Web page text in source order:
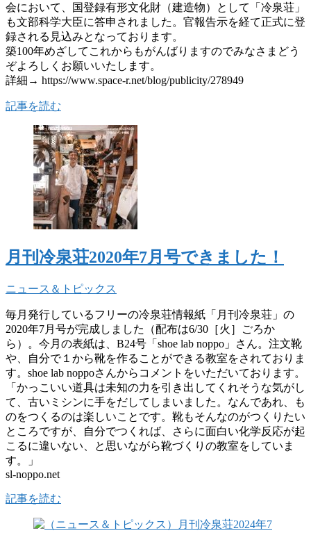
会において、国登録有形文化財（建造物）として「冷泉荘」
も文部科学大臣に答申されました。官報告示を経て正式に登
録される見込みとなっております。
築100年めざしてこれからもがんばりますのでみなさまどう
ぞよろしくお願いいたします。
詳細→ https://www.space-r.net/blog/publicity/278949
記事を読む
月刊冷泉荘2020年7月号できました！
ニュース＆トピックス
毎月発行しているフリーの冷泉荘情報紙「月刊冷泉荘」の
2020年7月号が完成しました（配布は6/30［火］ごろか
ら）。今月の表紙は、B24号「shoe lab noppo」さん。注文靴
や、自分で１から靴を作ることができる教室をされておりま
す。shoe lab noppoさんからコメントをいただいております。
「かっこいい道具は未知の力を引き出してくれそうな気がし
て、古いミシンに手をだしてしまいました。なんであれ、も
のをつくるのは楽しいことです。靴もそんなのがつくりたい
ところですが、自分でつくれば、さらに面白い化学反応が起
こるに違いない、と思いながら靴づくりの教室をしていま
す。」
sl-noppo.net
記事を読む